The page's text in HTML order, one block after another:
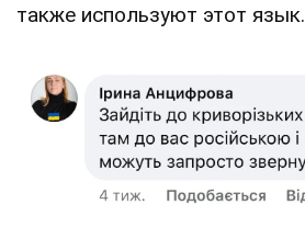
также используют этот язык.